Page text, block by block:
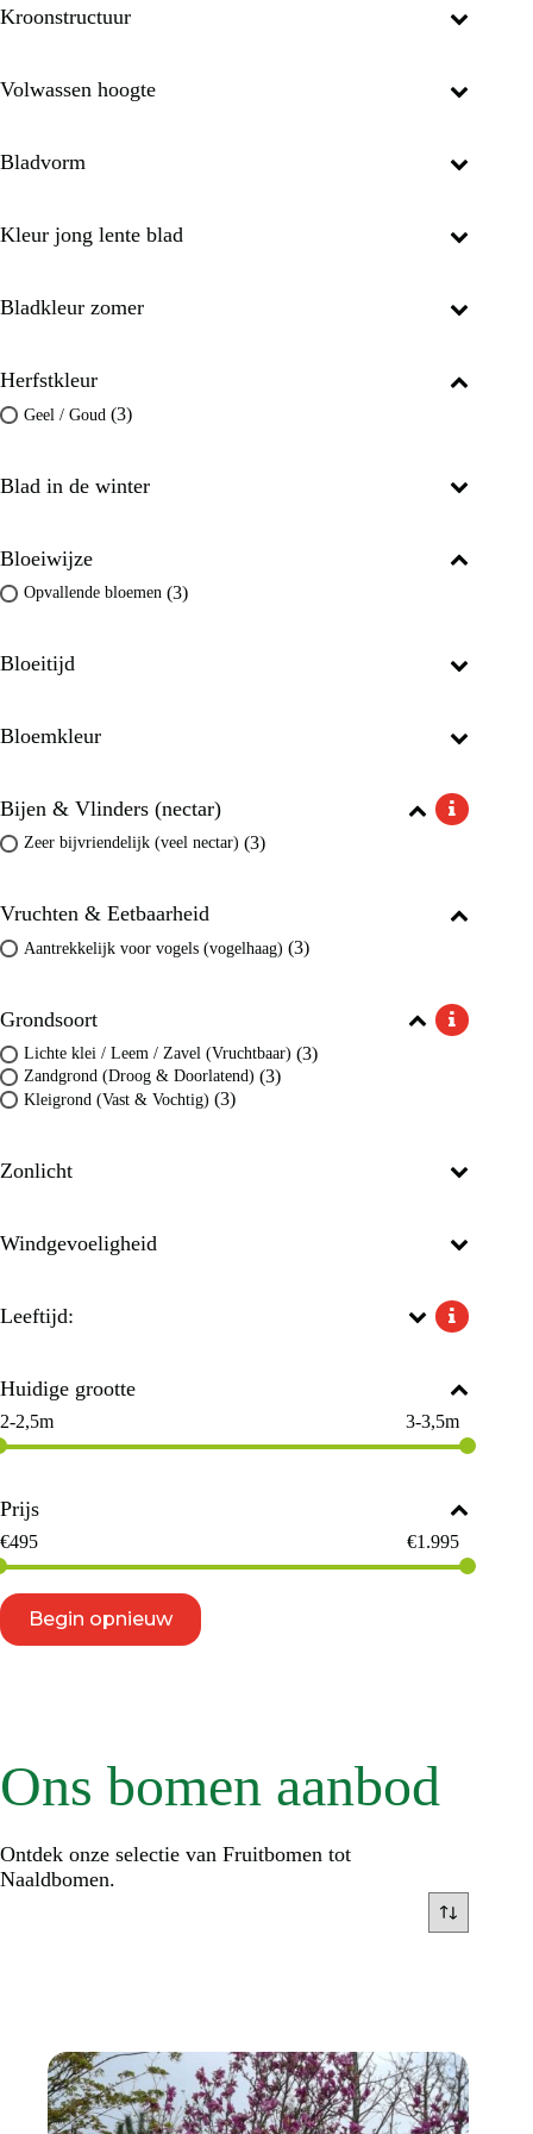
Ons bomen aanbod
Ontdek onze selectie van Fruitbomen tot
Naaldbomen.
Kroonstructuur
Volwassen hoogte
Bladvorm
Kleur jong lente blad
Bladkleur zomer
Herfstkleur
Geel / Goud (3)
Blad in de winter
Bloeiwijze
Opvallende bloemen (3)
Bloeitijd
Bloemkleur
Bijen & Vlinders (nectar)
Zeer bijvriendelijk (veel nectar) (3)
Vruchten & Eetbaarheid
Aantrekkelijk voor vogels (vogelhaag) (3)
Grondsoort
Lichte klei / Leem / Zavel (Vruchtbaar) (3)
Zandgrond (Droog & Doorlatend) (3)
Kleigrond (Vast & Vochtig) (3)
Zonlicht
Windgevoeligheid
Leeftijd:
Huidige grootte
2-2,5m 3-3,5m
Prijs
€495 €1.995
Begin opnieuw